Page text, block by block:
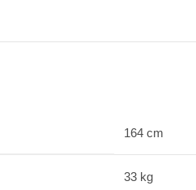
164 cm
33 kg